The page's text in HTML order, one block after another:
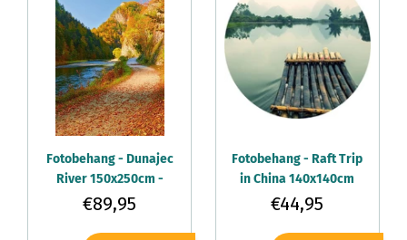
Fotobehang - Dunajec
River 150x250cm -
Vliesbehang
€89,95
Fotobehang - Raft Trip
in China 140x140cm
rond - Vliesbehang
€44,95